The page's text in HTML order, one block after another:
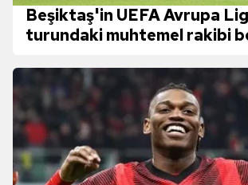
Beşiktaş'in UEFA Avrupa
turundaki muhtemel rakibi